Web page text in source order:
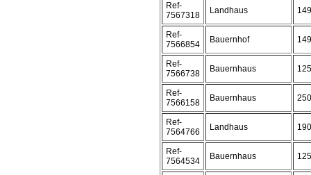
Ref-
7567318
Landhaus
Ref-
7566854
Bauernhof
Ref-
7566738
Bauernhaus
Ref-
7566158
Bauernhaus
Ref-
7564766
Landhaus
Ref-
7564534
Bauernhaus